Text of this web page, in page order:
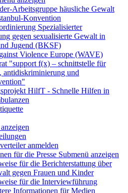
Arbeitsgruppe häusliche Gewalt
Konvention
Spezialisierter
gegen sexualisierte Gewalt in
Jugend (BKSF)
Violence Europe (WAVE)
"support f(x) – schnittstelle für
antidiskriminierung und
HilfT - Schnelle Hilfen in
anmelden
für die Presse Submenü anzeigen
für die Berichterstattung über
gegen Frauen und Kinder
für die Interviewführung
Informationen für Medien